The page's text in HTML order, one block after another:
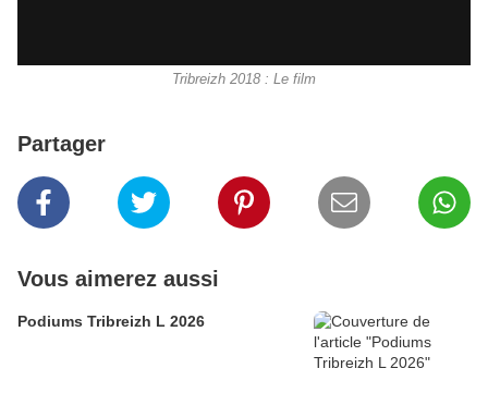
Tribreizh 2018 : Le film
Partager
Vous aimerez aussi
Podiums Tribreizh L 2026